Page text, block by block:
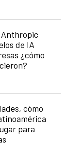
Anthropic
de IA
¿cómo
cómo
para